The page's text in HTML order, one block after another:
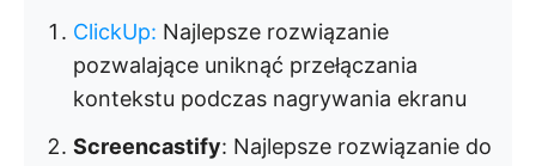
ClickUp: Najlepsze rozwiązanie
pozwalające uniknąć przełączania
kontekstu podczas nagrywania ekranu
Screencastify: Najlepsze rozwiązanie do